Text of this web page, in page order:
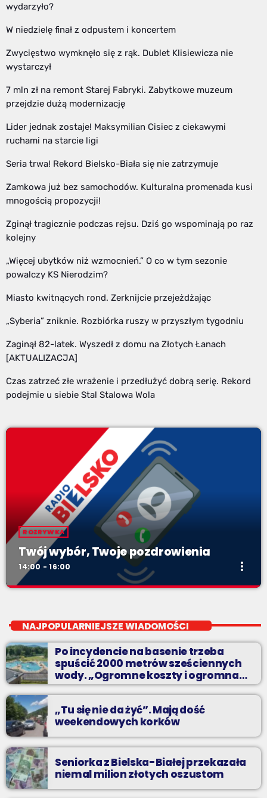
wydarzyło?
W niedzielę finał z odpustem i koncertem
Zwycięstwo wymknęło się z rąk. Dublet Klisiewicza nie
wystarczył
7 mln zł na remont Starej Fabryki. Zabytkowe muzeum
przejdzie dużą modernizację
Lider jednak zostaje! Maksymilian Cisiec z ciekawymi
ruchami na starcie ligi
Seria trwa! Rekord Bielsko-Biała się nie zatrzymuje
Zamkowa już bez samochodów. Kulturalna promenada kusi
mnogością propozycji!
Zginął tragicznie podczas rejsu. Dziś go wspominają po raz
kolejny
„Więcej ubytków niż wzmocnień.” O co w tym sezonie
powalczy KS Nierodzim?
Miasto kwitnących rond. Zerknijcie przejeżdżając
„Syberia” zniknie. Rozbiórka ruszy w przyszłym tygodniu
Zaginął 82-latek. Wyszedł z domu na Złotych Łanach
[AKTUALIZACJA]
Czas zatrzeć złe wrażenie i przedłużyć dobrą serię. Rekord
podejmie u siebie Stal Stalowa Wola
ROZRYWKA
Twój wybór, Twoje pozdrowienia
14:00 - 16:00 more_vert
Niedziele od 14 do 16
Zadzwoń do nas, wybierz jedną z dwóch muzycznych
propozycji i pozdrów bliskich na żywo w Radiu BIELSKO.
NAJPOPULARNIEJSZE WIADOMOŚCI
Po incydencie na basenie trzeba
spuścić 2000 metrów sześciennych
wody. „Ogromne koszty i ogromna
praca”
„Tu się nie da żyć”. Mają dość
weekendowych korków
Seniorka z Bielska-Białej przekazała
niemal milion złotych oszustom